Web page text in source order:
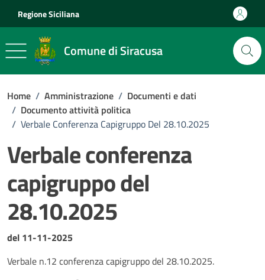
Regione Siciliana
Comune di Siracusa
Home / Amministrazione / Documenti e dati
/ Documento attività politica
/ Verbale Conferenza Capigruppo Del 28.10.2025
Verbale conferenza
capigruppo del
28.10.2025
Dettagli del documento
del 11-11-2025
Verbale n.12 conferenza capigruppo del 28.10.2025.